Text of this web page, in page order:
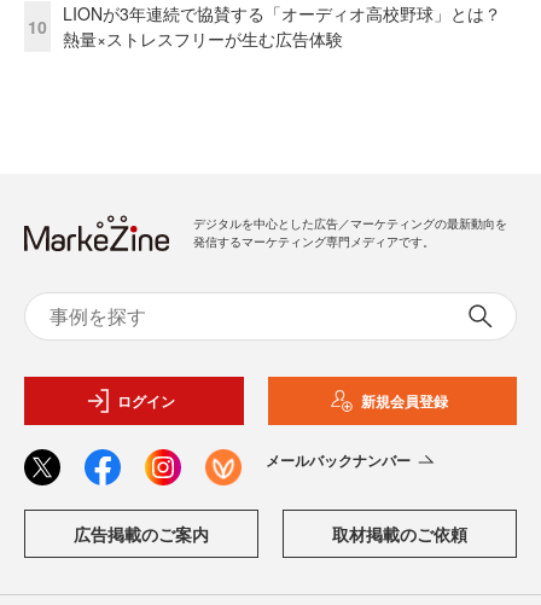
10
LIONが3年連続で協賛する「オーディオ高校野球」とは？
熱量×ストレスフリーが生む広告体験
デジタルを中心とした広告／マーケティングの最新動向を
発信するマーケティング専門メディアです。
ログイン 新規会員登録
メールバックナンバー
広告掲載のご案内 取材掲載のご依頼